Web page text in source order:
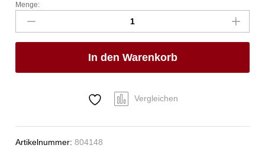
Deckel
Gastronorm-
Behälter,
Profi
265x162mm
Anzahl
Menge:
In den Warenkorb
Vergleichen
Artikelnummer:804148